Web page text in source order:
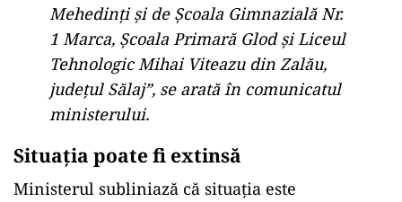
Mehedinți și de Școala Gimnazială Nr.
1 Marca, Școala Primară Glod și Liceul
Tehnologic Mihai Viteazu din Zalău,
județul Sălaj”, se arată în comunicatul
ministerului.
Situația poate fi extinsă
Ministerul subliniază că situația este